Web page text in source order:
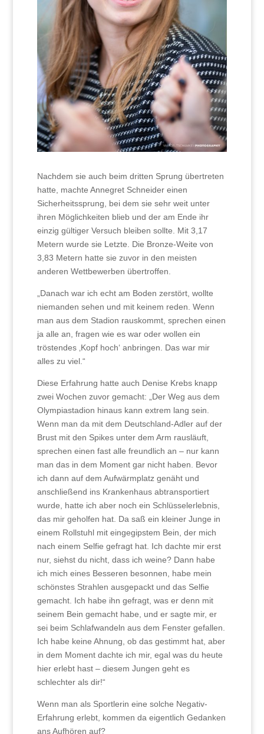
Nachdem sie auch beim dritten Sprung übertreten
hatte, machte Annegret Schneider einen
Sicherheitssprung, bei dem sie sehr weit unter
ihren Möglichkeiten blieb und der am Ende ihr
einzig gültiger Versuch bleiben sollte. Mit 3,17
Metern wurde sie Letzte. Die Bronze-Weite von
3,83 Metern hatte sie zuvor in den meisten
anderen Wettbewerben übertroffen.
„Danach war ich echt am Boden zerstört, wollte
niemanden sehen und mit keinem reden. Wenn
man aus dem Stadion rauskommt, sprechen einen
ja alle an, fragen wie es war oder wollen ein
tröstendes ‚Kopf hoch‘ anbringen. Das war mir
alles zu viel.“
Diese Erfahrung hatte auch Denise Krebs knapp
zwei Wochen zuvor gemacht: „Der Weg aus dem
Olympiastadion hinaus kann extrem lang sein.
Wenn man da mit dem Deutschland-Adler auf der
Brust mit den Spikes unter dem Arm rausläuft,
sprechen einen fast alle freundlich an – nur kann
man das in dem Moment gar nicht haben. Bevor
ich dann auf dem Aufwärmplatz genäht und
anschließend ins Krankenhaus abtransportiert
wurde, hatte ich aber noch ein Schlüsselerlebnis,
das mir geholfen hat. Da saß ein kleiner Junge in
einem Rollstuhl mit eingegipstem Bein, der mich
nach einem Selfie gefragt hat. Ich dachte mir erst
nur, siehst du nicht, dass ich weine? Dann habe
ich mich eines Besseren besonnen, habe mein
schönstes Strahlen ausgepackt und das Selfie
gemacht. Ich habe ihn gefragt, was er denn mit
seinem Bein gemacht habe, und er sagte mir, er
sei beim Schlafwandeln aus dem Fenster gefallen.
Ich habe keine Ahnung, ob das gestimmt hat, aber
in dem Moment dachte ich mir, egal was du heute
hier erlebt hast – diesem Jungen geht es
schlechter als dir!“
Wenn man als Sportlerin eine solche Negativ-
Erfahrung erlebt, kommen da eigentlich Gedanken
ans Aufhören auf?